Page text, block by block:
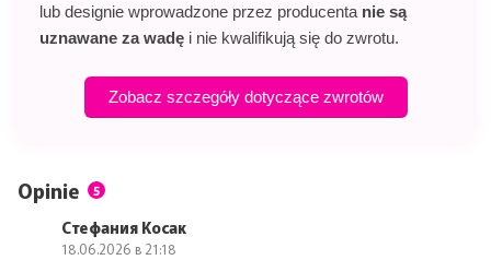
lub designie wprowadzone przez producenta nie są
uznawane za wadę i nie kwalifikują się do zwrotu.
Zobacz szczegóły dotyczące zwrotów
Opinie 5
Стефания Косак
18.06.2026 в 21:18